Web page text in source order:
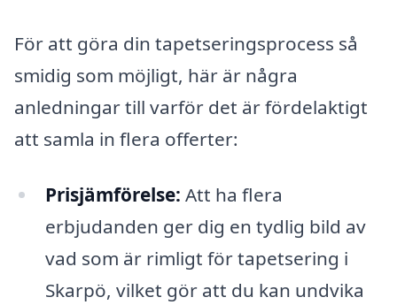
För att göra din tapetseringsprocess så
smidig som möjligt, här är några
anledningar till varför det är fördelaktigt
att samla in flera offerter:
Prisjämförelse: Att ha flera
erbjudanden ger dig en tydlig bild av
vad som är rimligt för tapetsering i
Skarpö, vilket gör att du kan undvika